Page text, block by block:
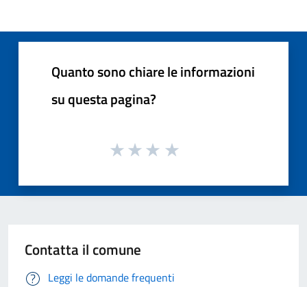
Quanto sono chiare le informazioni
su questa pagina?
Contatta il comune
Leggi le domande frequenti